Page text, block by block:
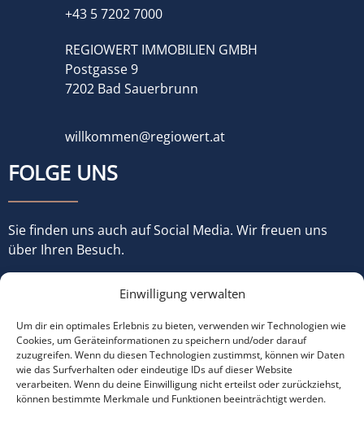
Einwilligung verwalten
Um dir ein optimales Erlebnis zu bieten, verwenden wir Technologien wie
Cookies, um Geräteinformationen zu speichern und/oder darauf
zuzugreifen. Wenn du diesen Technologien zustimmst, können wir Daten
wie das Surfverhalten oder eindeutige IDs auf dieser Website
verarbeiten. Wenn du deine Einwilligung nicht erteilst oder zurückziehst,
können bestimmte Merkmale und Funktionen beeinträchtigt werden.
+43 5 7202 7000
REGIOWERT IMMOBILIEN GMBH
Postgasse 9
7202 Bad Sauerbrunn
willkommen@regiowert.at
FOLGE UNS
Sie finden uns auch auf Social Media. Wir freuen uns
über Ihren Besuch.